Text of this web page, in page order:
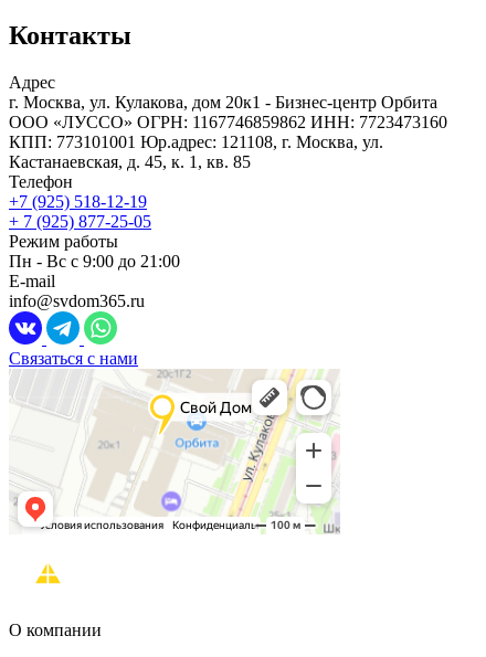
Контакты
Адрес
г. Москва, ул. Кулакова, дом 20к1 - Бизнес-центр Орбита
ООО «ЛУССО» ОГРН: 1167746859862 ИНН: 7723473160
КПП: 773101001 Юр.адрес: 121108, г. Москва, ул.
Кастанаевская, д. 45, к. 1, кв. 85
Телефон
+7 (925) 518-12-19
+ 7 (925) 877-25-05
Режим работы
Пн - Вс с 9:00 до 21:00
E-mail
info@svdom365.ru
Связаться с нами
О компании